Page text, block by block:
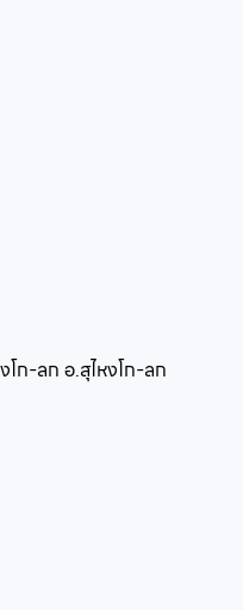
โก-ลก อ.สุไหงโก-ลก